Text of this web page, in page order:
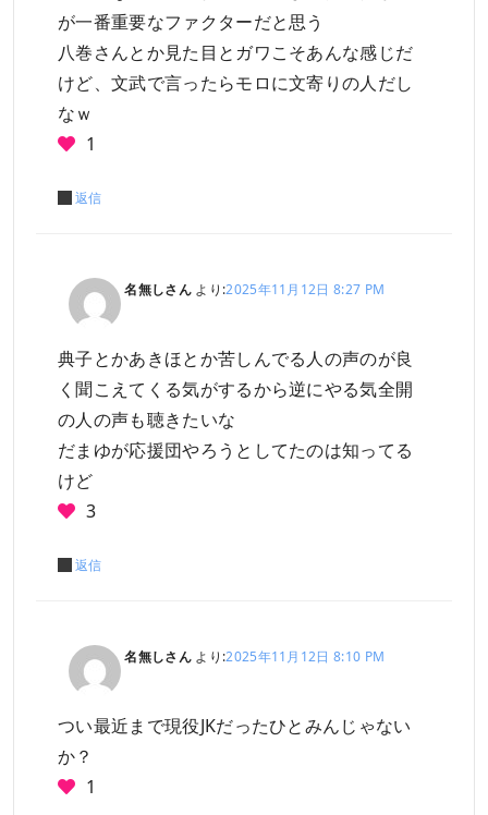
が一番重要なファクターだと思う
八巻さんとか見た目とガワこそあんな感じだ
けど、文武で言ったらモロに文寄りの人だし
なｗ
1
返信
名無しさん より:2025年11月12日 8:27 PM
典子とかあきほとか苦しんでる人の声のが良
く聞こえてくる気がするから逆にやる気全開
の人の声も聴きたいな
だまゆが応援団やろうとしてたのは知ってる
けど
3
返信
名無しさん より:2025年11月12日 8:10 PM
つい最近まで現役JKだったひとみんじゃない
か？
1